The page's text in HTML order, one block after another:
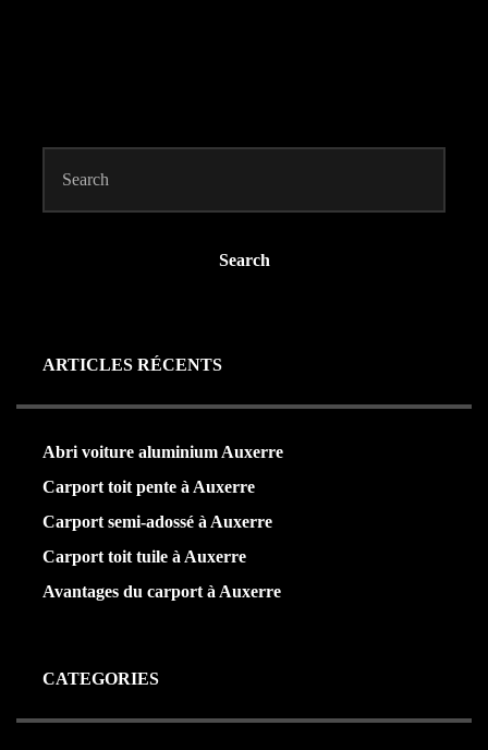
Search
ARTICLES RÉCENTS
Abri voiture aluminium Auxerre
Carport toit pente à Auxerre
Carport semi-adossé à Auxerre
Carport toit tuile à Auxerre
Avantages du carport à Auxerre
CATEGORIES